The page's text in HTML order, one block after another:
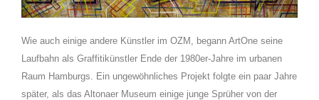
Wie auch einige andere Künstler im OZM, begann ArtOne seine
Laufbahn als Graffitikünstler Ende der 1980er-Jahre im urbanen
Raum Hamburgs. Ein ungewöhnliches Projekt folgte ein paar Jahre
später, als das Altonaer Museum einige junge Sprüher von der